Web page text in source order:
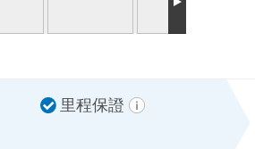
里程保證